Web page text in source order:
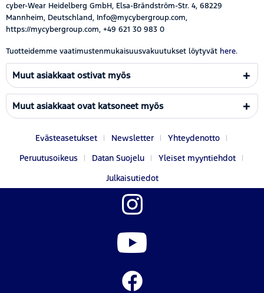
cyber-Wear Heidelberg GmbH, Elsa-Brändström-Str. 4, 68229
Mannheim, Deutschland, Info@mycybergroup.com,
https://mycybergroup.com, +49 621 30 983 0
Tuotteidemme vaatimustenmukaisuusvakuutukset löytyvät here.
Muut asiakkaat ostivat myös
Muut asiakkaat ovat katsoneet myös
Evästeasetukset Newsletter
Yhteydenotto
Peruutusoikeus
Datan Suojelu
Yleiset myyntiehdot
Julkaisutiedot